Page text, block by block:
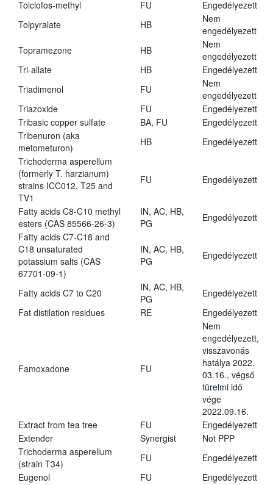
Tolclofos-methyl
FU
Engedélyezett
Tolpyralate
HB
Nem
engedélyezett
Topramezone
HB
Nem
engedélyezett
Tri-allate
HB
Engedélyezett
Triadimenol
FU
Nem
engedélyezett
Triazoxide
FU
Engedélyezett
Tribasic copper sulfate
BA, FU
Engedélyezett
Tribenuron (aka
metometuron)
HB
Engedélyezett
Trichoderma asperellum
(formerly T. harzianum)
strains ICC012, T25 and
TV1
FU Engedélyezett
Fatty acids C8-C10 methyl
esters (CAS 85566-26-3)
IN, AC, HB,
PG
Engedélyezett
Fatty acids C7-C18 and
C18 unsaturated
potassium salts (CAS
67701-09-1)
IN, AC, HB,
PG
Engedélyezett
Fatty acids C7 to C20
IN, AC, HB,
PG
Engedélyezett
Fat distilation residues
RE Engedélyezett
Famoxadone FU
Nem
engedélyezett,
visszavonás
hatálya 2022.
03.16., végső
türelmi idő
vége
2022.09.16.
Extract from tea tree
FU
Engedélyezett
Extender
Synergist
Not PPP
Trichoderma asperellum
(strain T34)
FU
Engedélyezett
Eugenol
FU
Engedélyezett